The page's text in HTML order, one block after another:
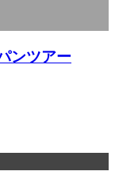
ンツアー